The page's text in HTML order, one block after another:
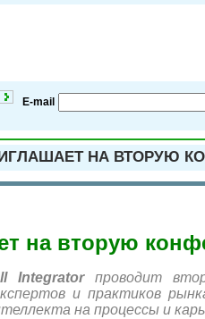
E-mail
НА
на вторую
Integratorпроводит
и практиков
на процессы и